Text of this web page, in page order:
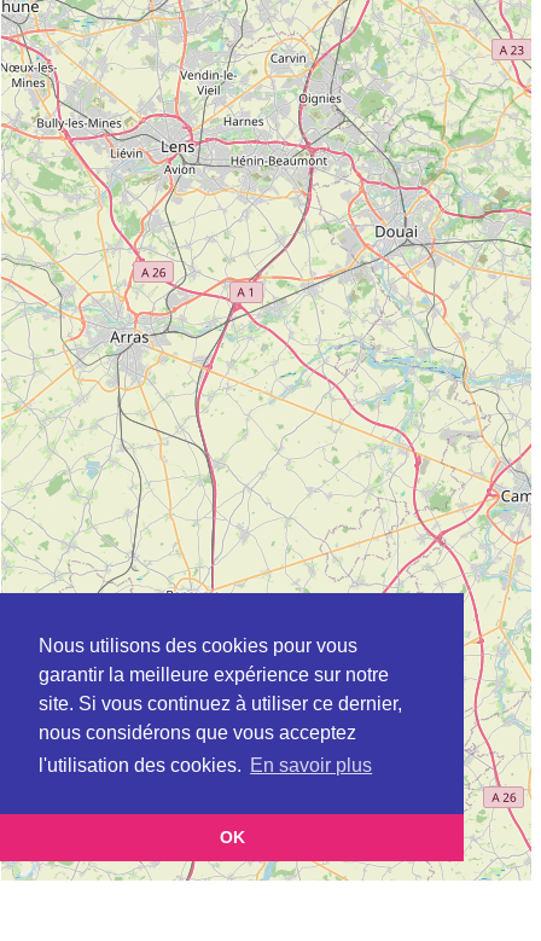
Nous utilisons des cookies pour vous
garantir la meilleure expérience sur notre
site. Si vous continuez à utiliser ce dernier,
nous considérons que vous acceptez
l'utilisation des cookies. En savoir plus
OK